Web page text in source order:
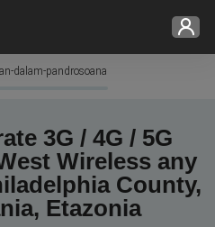
dalam-pandrosoana
3G / 4G / 5G
Wireless any
County,
Etazonia